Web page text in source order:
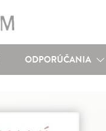
ODPORÚČANIA